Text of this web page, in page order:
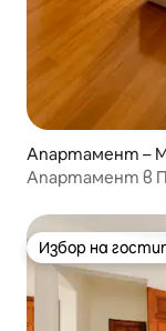
Апартамент –
Апартамент в
Избор на
Избор на